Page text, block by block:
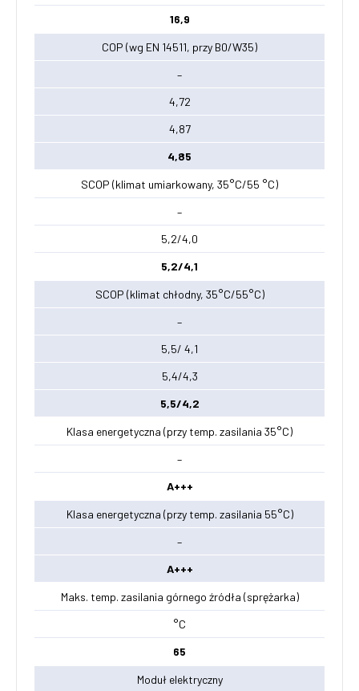
16,9
COP (wg EN 14511, przy B0/W35)
–
4,72
4,87
4,85
SCOP (klimat umiarkowany, 35°C/55 °C)
–
5,2/4,0
5,2/4,1
SCOP (klimat chłodny, 35°C/55°C)
–
5,5/ 4,1
5,4/4,3
5,5/4,2
Klasa energetyczna (przy temp. zasilania 35°C)
–
A+++
Klasa energetyczna (przy temp. zasilania 55°C)
–
A+++
Maks. temp. zasilania górnego źródła (sprężarka)
°C
65
Moduł elektryczny